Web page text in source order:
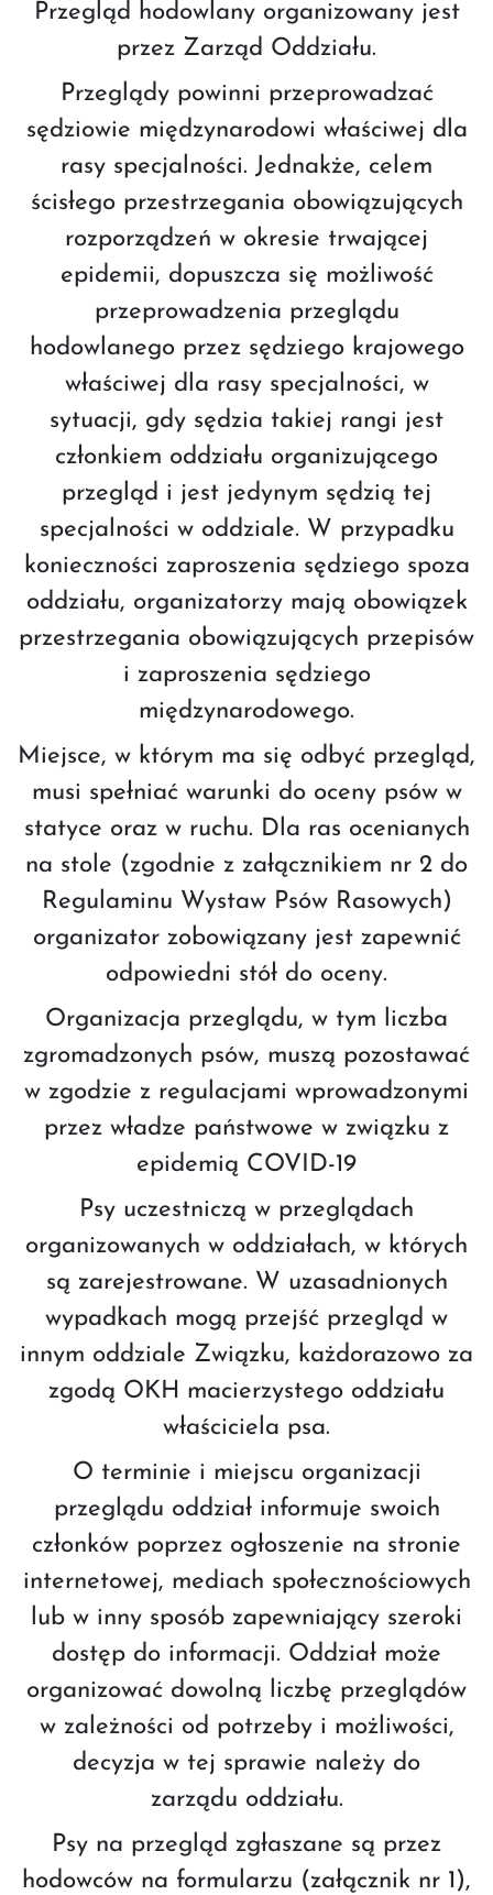
Przegląd hodowlany organizowany jest
przez Zarząd Oddziału.
Przeglądy powinni przeprowadzać
sędziowie międzynarodowi właściwej dla
rasy specjalności. Jednakże, celem
ścisłego przestrzegania obowiązujących
rozporządzeń w okresie trwającej
epidemii, dopuszcza się możliwość
przeprowadzenia przeglądu
hodowlanego przez sędziego krajowego
właściwej dla rasy specjalności, w
sytuacji, gdy sędzia takiej rangi jest
członkiem oddziału organizującego
przegląd i jest jedynym sędzią tej
specjalności w oddziale. W przypadku
konieczności zaproszenia sędziego spoza
oddziału, organizatorzy mają obowiązek
przestrzegania obowiązujących przepisów
i zaproszenia sędziego
międzynarodowego.
Miejsce, w którym ma się odbyć przegląd,
musi spełniać warunki do oceny psów w
statyce oraz w ruchu. Dla ras ocenianych
na stole (zgodnie z załącznikiem nr 2 do
Regulaminu Wystaw Psów Rasowych)
organizator zobowiązany jest zapewnić
odpowiedni stół do oceny.
Organizacja przeglądu, w tym liczba
zgromadzonych psów, muszą pozostawać
w zgodzie z regulacjami wprowadzonymi
przez władze państwowe w związku z
epidemią COVID-19
Psy uczestniczą w przeglądach
organizowanych w oddziałach, w których
są zarejestrowane. W uzasadnionych
wypadkach mogą przejść przegląd w
innym oddziale Związku, każdorazowo za
zgodą OKH macierzystego oddziału
właściciela psa.
O terminie i miejscu organizacji
przeglądu oddział informuje swoich
członków poprzez ogłoszenie na stronie
internetowej, mediach społecznościowych
lub w inny sposób zapewniający szeroki
dostęp do informacji. Oddział może
organizować dowolną liczbę przeglądów
w zależności od potrzeby i możliwości,
decyzja w tej sprawie należy do
zarządu oddziału.
Psy na przegląd zgłaszane są przez
hodowców na formularzu (załącznik nr 1),